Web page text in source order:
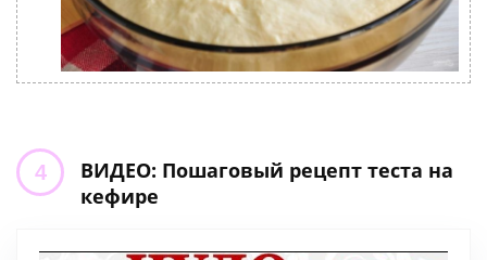
ВИДЕО: Пошаговый рецепт теста на
кефире